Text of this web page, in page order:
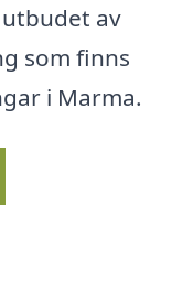
av
som finns
i Marma.